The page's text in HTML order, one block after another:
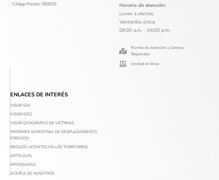
Código Postal: 050010
Horario de atención:
Lunes a viernes.
Ventanilla única:
08:00 a.m. - 04:00 p.m.
Puntos de Atención y Centros
Regionales
Unidad en línea
ENLACES DE INTERÉS
VISOR SSV
VISOR IGED
VISOR GEOGRÁFICO DE VÍCTIMAS
INFORMES SEMESTRAL DE DESPLAZAMIENTO
FORZADO
RIESGOS LATENTES EN LOS TERRITORIOS
ARTÍCULOS
INFOGRAFÍAS
ACERCA DE NOSOTROS